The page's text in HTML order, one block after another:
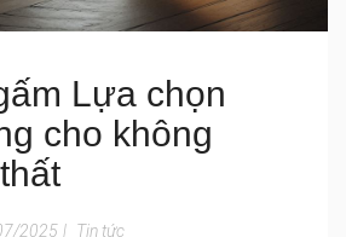
Lựa chọn
cho không
2025 | Tin tức